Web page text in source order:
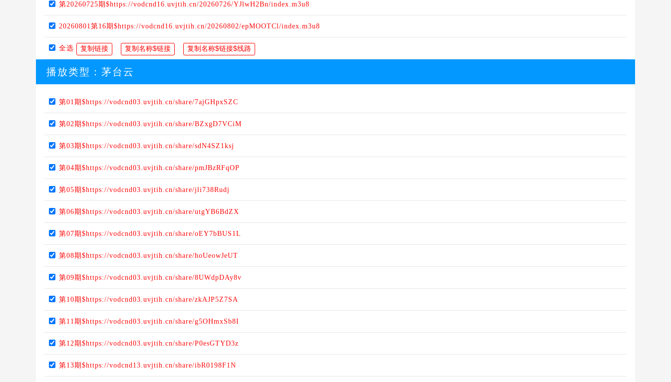
第20260725期$https://vodcnd16.uvjtih.cn/20260726/YJlwH2Bn/index.m3u8
20260801第16期$https://vodcnd16.uvjtih.cn/20260802/epMOOTCl/index.m3u8
全选
播放类型： 茅台云
第01期$https://vodcnd03.uvjtih.cn/share/7ajGHpxSZC
第02期$https://vodcnd03.uvjtih.cn/share/BZxgD7VCiM
第03期$https://vodcnd03.uvjtih.cn/share/sdN4SZ1ksj
第04期$https://vodcnd03.uvjtih.cn/share/pmJBzRFqOP
第05期$https://vodcnd03.uvjtih.cn/share/jli738Rudj
第06期$https://vodcnd03.uvjtih.cn/share/utgYB6BdZX
第07期$https://vodcnd03.uvjtih.cn/share/oEY7bBUS1L
第08期$https://vodcnd03.uvjtih.cn/share/hoUeowJeUT
第09期$https://vodcnd03.uvjtih.cn/share/8UWdpDAy8v
第10期$https://vodcnd03.uvjtih.cn/share/zkAJP5Z7SA
第11期$https://vodcnd03.uvjtih.cn/share/g5OHmxSb8I
第12期$https://vodcnd03.uvjtih.cn/share/P0esGTYD3z
第13期$https://vodcnd13.uvjtih.cn/share/ibR0198F1N